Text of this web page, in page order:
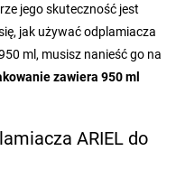
jego skuteczność jest
jak używać odplamiacza
ml, musisz nanieść go na
zawiera 950 ml
ARIEL do